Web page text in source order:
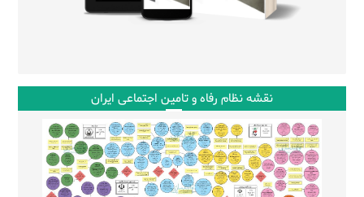
نقشه نظام رفاه و تامین اجتماعی ایران